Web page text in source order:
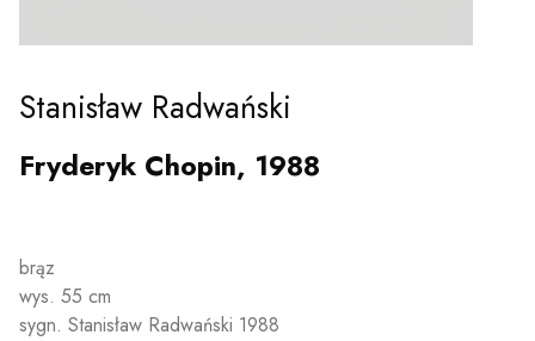
Stanisław Radwański
Fryderyk Chopin, 1988
brąz
wys. 55 cm
sygn. Stanisław Radwański 1988